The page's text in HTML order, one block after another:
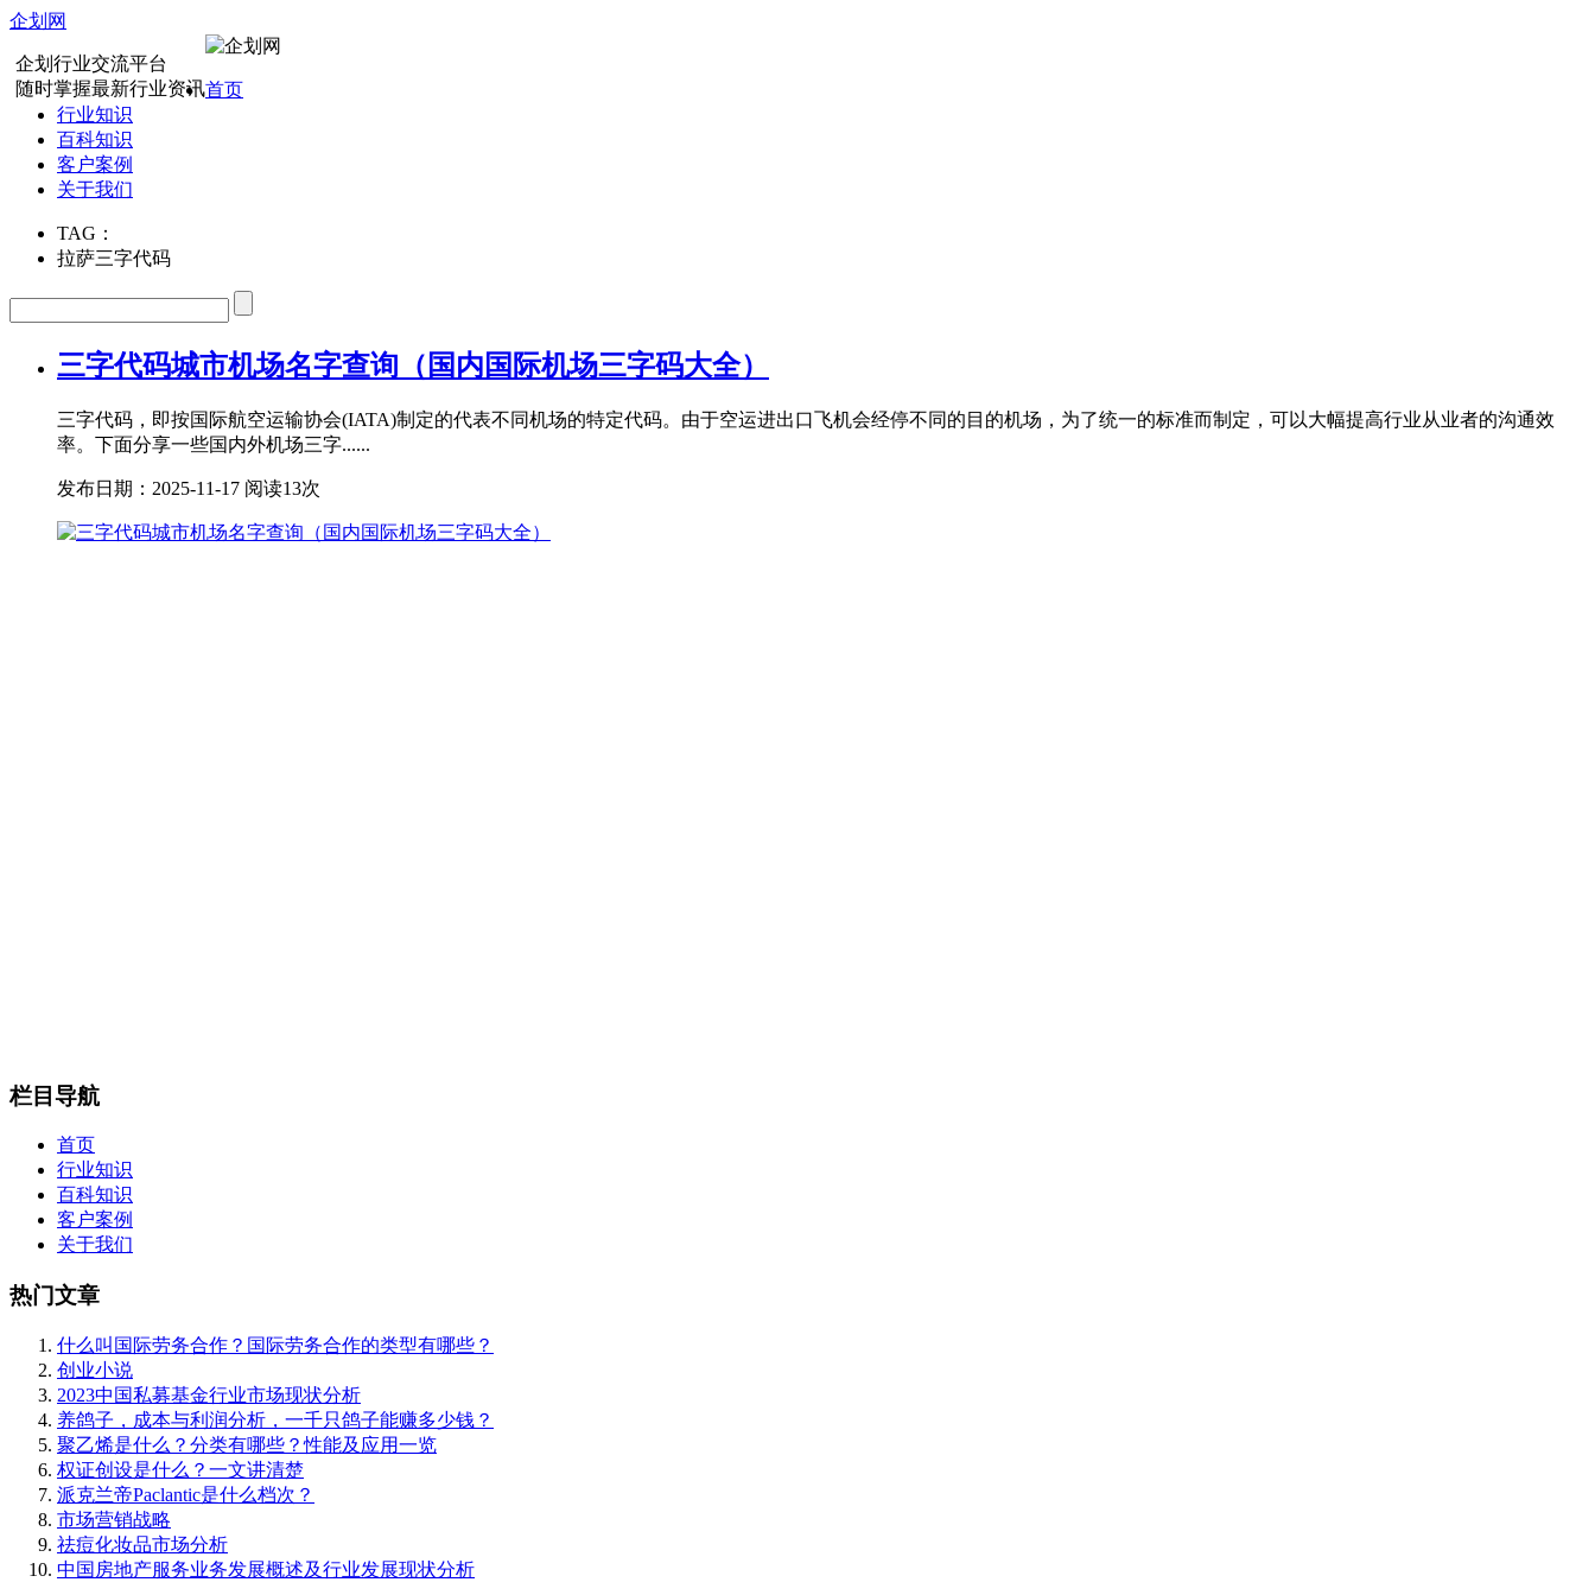
企划网
企划行业交流平台
随时掌握最新行业资讯首页
行业知识
百科知识
客户案例
关于我们
TAG：
拉萨三字代码
三字代码城市机场名字查询（国内国际机场三字码大全）
三字代码，即按国际航空运输协会(IATA)制定的代表不同机场的特定代码。由于空运进出口飞机会经停不同的目的机场，为了统一的标准而制定，可以大幅提高行业从业者的沟通效
率。下面分享一些国内外机场三字......
发布日期：2025-11-17 阅读13次
栏目导航
首页
行业知识
百科知识
客户案例
关于我们
热门文章
什么叫国际劳务合作？国际劳务合作的类型有哪些？
创业小说
2023中国私募基金行业市场现状分析
养鸽子，成本与利润分析，一千只鸽子能赚多少钱？
聚乙烯是什么？分类有哪些？性能及应用一览
权证创设是什么？一文讲清楚
派克兰帝Paclantic是什么档次？
市场营销战略
祛痘化妆品市场分析
中国房地产服务业务发展概述及行业发展现状分析